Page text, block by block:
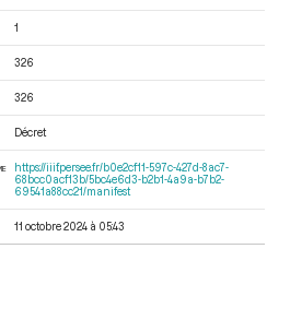
messidor au 20 messidor An II (19 juin au 8 juillet
1
326
326
Décret
https://iiif.persee.fr/b0e2cf11-597c-427d-8ac7-
68bcc0acf13b/5bc4e6d3-b2b1-4a9a-b7b2-
69541a88cc21/manifest
11 octobre 2024 à 05:43